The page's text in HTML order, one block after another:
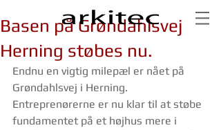
Basen på Grøndahlsvej
Herning støbes nu.
Endnu en vigtig milepæl er nået på
Grøndahlsvej i Herning.
Entreprenørerne er nu klar til at støbe
fundamentet på et højhus mere i